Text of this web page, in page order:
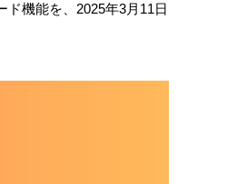
ド機能を、2025年3月11日